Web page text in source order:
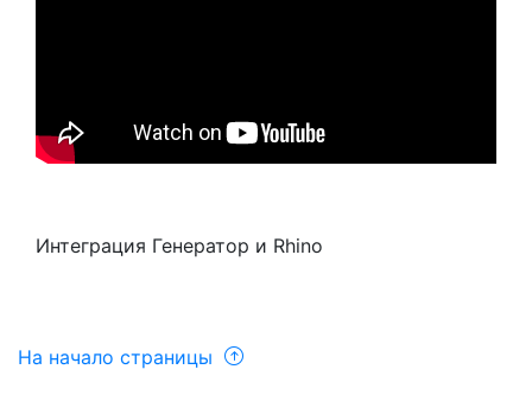
Интеграция Генератор и Rhino
На начало страницы